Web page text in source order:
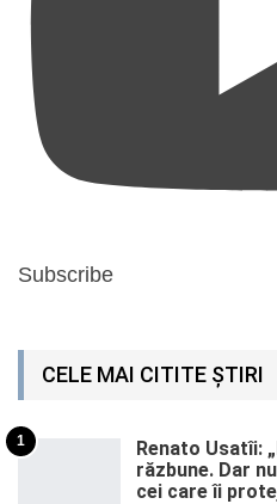
Subscribe
CELE MAI CITITE ȘTIRI
1
Renato Usatîi:
răzbune. Dar
cei care îi